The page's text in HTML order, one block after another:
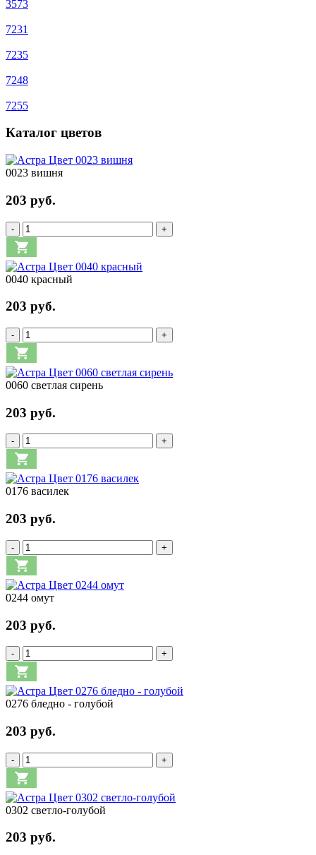
3573
7231
7235
7248
7255
Каталог цветов
0023 вишня
203 руб.
- +
0040 красный
203 руб.
- +
0060 светлая сирень
203 руб.
- +
0176 василек
203 руб.
- +
0244 омут
203 руб.
- +
0276 бледно - голубой
203 руб.
- +
0302 светло-голубой
203 руб.